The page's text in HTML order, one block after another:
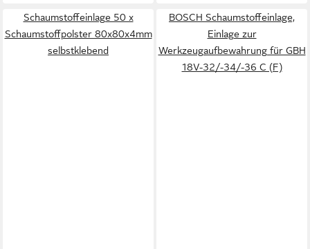
Schaumstoffeinlage 50 x
Schaumstoffpolster 80x80x4mm
selbstklebend
BOSCH Schaumstoffeinlage,
Einlage zur
Werkzeugaufbewahrung für GBH
18V-32/-34/-36 C (F)